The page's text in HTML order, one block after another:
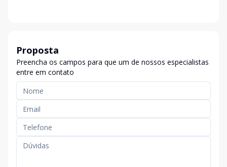
Proposta
Preencha os campos para que um de nossos especialistas
entre em contato